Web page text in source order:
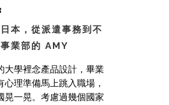
本，從派遣事務到不
業部的 AMY
大學裡念產品設計，畢業
心理準備馬上跳入職場，
晃一晃。考慮過幾個國家